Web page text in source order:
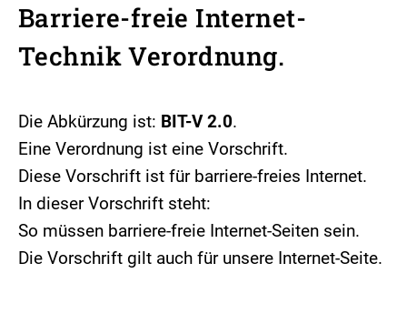
Barriere-freie Internet-
Technik Verordnung.
Die Abkürzung ist: BIT-V 2.0.
Eine Verordnung ist eine Vorschrift.
Diese Vorschrift ist für barriere-freies Internet.
In dieser Vorschrift steht:
So müssen barriere-freie Internet-Seiten sein.
Die Vorschrift gilt auch für unsere Internet-Seite.